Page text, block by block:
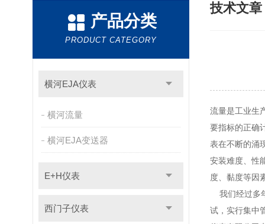
产品分类
PRODUCT CATEGORY
横河EJA仪表
横河流量
横河EJA变送器
E+H仪表
西门子仪表
技术文章
流量是工业生
要指标的正确
表在不断的涌
安装难度、性
度、黏度等因
我们经过多
试，实行集中